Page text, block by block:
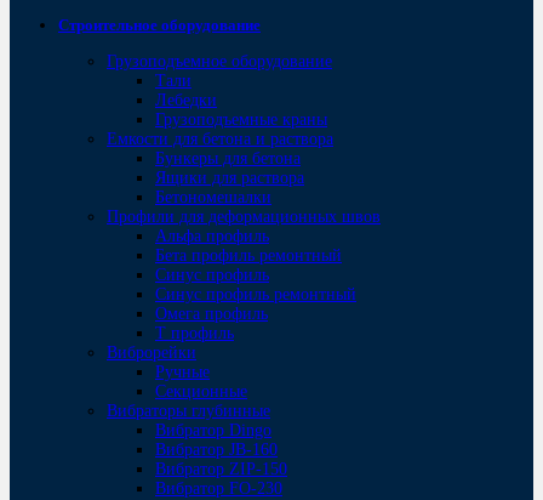
Строительное оборудование
Грузоподъемное оборудование
Тали
Лебедки
Грузоподъемные краны
Емкости для бетона и раствора
Бункеры для бетона
Ящики для раствора
Бетономешалки
Профили для деформационных швов
Альфа профиль
Бета профиль ремонтный
Синус профиль
Синус профиль ремонтный
Омега профиль
Т профиль
Виброрейки
Ручные
Секционные
Вибраторы глубинные
Вибратор Dingo
Вибратор JB-160
Вибратор ZIP-150
Bибратор FO-230